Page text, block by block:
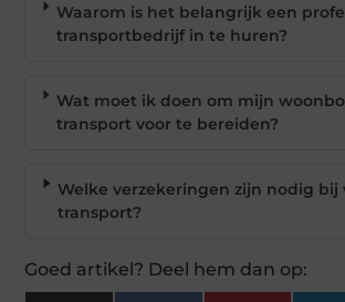
Waarom is het belangrijk een
transportbedrijf in te huren?
Wat moet ik doen om mijn
transport voor te bereiden?
Welke verzekeringen zijn nodig bij
transport?
Goed artikel? Deel hem dan op: